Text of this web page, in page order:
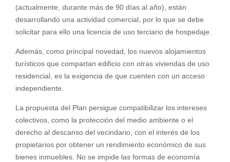
(actualmente, durante más de 90 días al año), están
desarrollando una actividad comercial, por lo que se debe
solicitar para ello una licencia de uso terciario de hospedaje.
Además, como principal novedad, los nuevos alojamientos
turísticos que compartan edificio con otras viviendas de uso
residencial, es la exigencia de que cuenten con un acceso
independiente.
La propuesta del Plan persigue compatibilizar los intereses
colectivos, como la protección del medio ambiente o el
derecho al descanso del vecindario, con el interés de los
propietarios por obtener un rendimiento económico de sus
bienes inmuebles. No se impide las formas de economía